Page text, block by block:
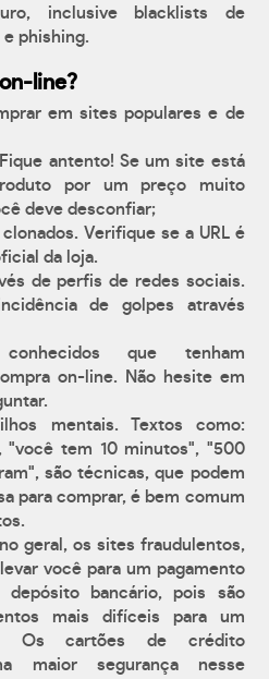
inclusive blacklists de
phishing.
line?
em sites populares e de
antento! Se um site está
por um preço muito
deve desconfiar;
Verifique se a URL é
da loja.
de perfis de redes sociais.
de golpes através
que tenham
on-line. Não hesite em
mentais. Textos como:
"você tem 10 minutos", "500
são técnicas, que podem
para comprar, é bem comum
geral, os sites fraudulentos,
você para um pagamento
bancário, pois são
mais difíceis para um
Os cartões de crédito
maior segurança nesse